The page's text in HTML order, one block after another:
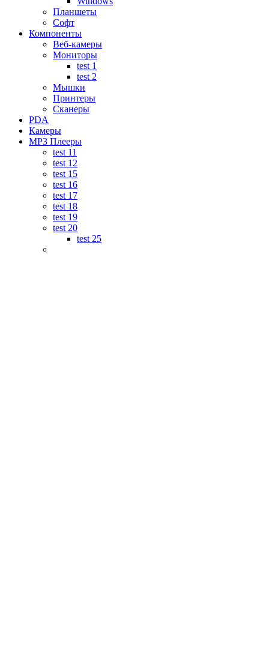
Планшеты
Софт
Компоненты
Веб-камеры
Мониторы
test 1
test 2
Мышки
Принтеры
Сканеры
PDA
Камеры
MP3 Плееры
test 11
test 12
test 15
test 16
test 17
test 18
test 19
test 20
test 25